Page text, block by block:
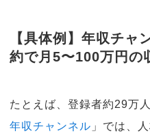
【具体例】年収チャ
約で月5〜100万円の
たとえば、登録者約29万
年収チャンネル 」では、